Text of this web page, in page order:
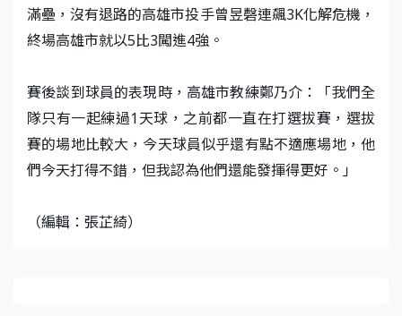
滿壘，沒有退路的高雄市投手曾昱磬連飆3K化解危機，
終場高雄市就以5比3闖進4強。
賽後談到球員的表現時，高雄市教練鄭乃介：「我們全
隊只有一起練過1天球，之前都一直在打選拔賽，選拔
賽的場地比較大，今天球員似乎還有點不適應場地，他
們今天打得不錯，但我認為他們還能發揮得更好。」
（編輯：張芷綺）